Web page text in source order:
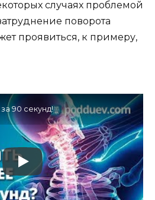
случаях проблемой
поворота
проявиться, к примеру,
90 секунд!